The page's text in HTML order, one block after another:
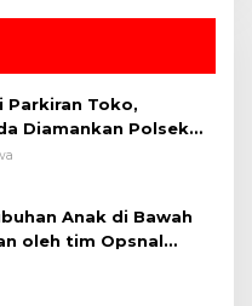
Parkiran Toko,
Diamankan Polsek
Anak di Bawah
oleh tim Opsnal
Siak-Polda Riau